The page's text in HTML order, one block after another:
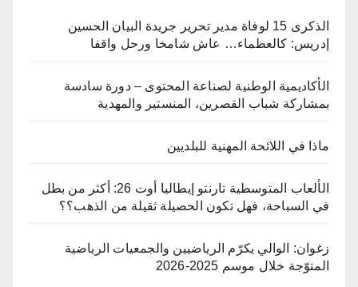
الذكرى 15 لوفاة مدير تحرير جريدة البيان الحسين
إدريس: كالعظماء… عاش شامخا ورحل واقفا
الأكاديمية الوطنية لصناعة المحتوى – دورة سادسة
بمشاركة شباب القصرين، المنستير والمهدية
ماذا في اللائحة المهنية للبلديين
الألعاب المتوسطية تارنتو إيطاليا أوت 26: أكثر من بطل
في السباحة، فهل تكون الحصيلة ثقيلة من الذهب؟؟
زغوان: الوالي يكرّم الرياضيين والجمعيات الرياضية
المتوّجة خلال موسم 2025-2026